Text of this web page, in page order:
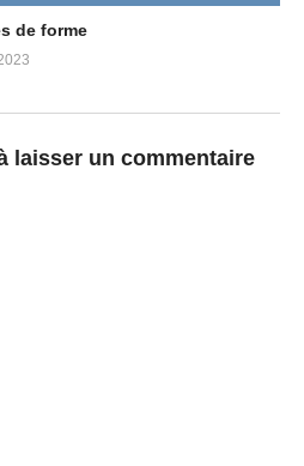
de forme
laisser un commentaire